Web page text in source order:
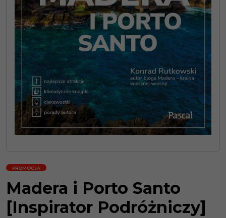
PROMOCJA
Madera i Porto Santo
[Inspirator Podróżniczy]